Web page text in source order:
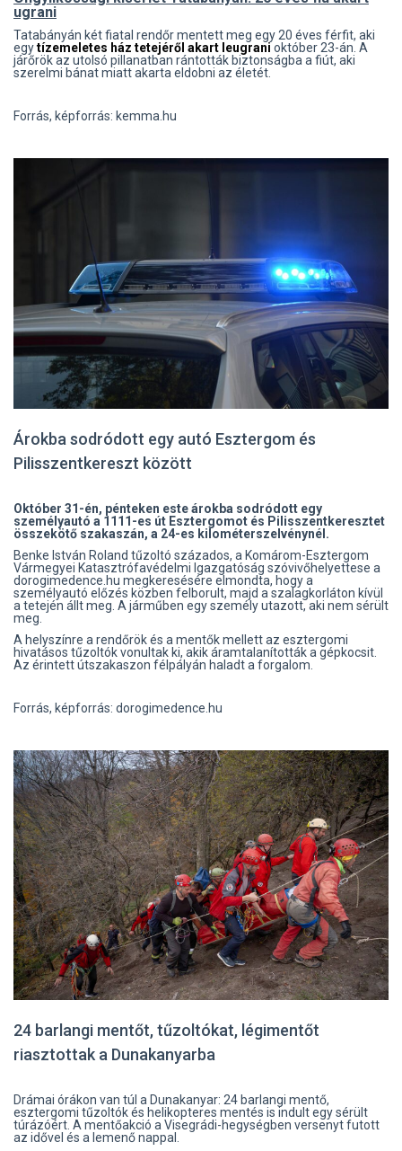
ugrani
Tatabányán két fiatal rendőr mentett meg egy 20 éves férfit, aki
egytízemeletes ház tetejéről akart leugrani október 23-án. A
járőrök az utolsó pillanatban rántották biztonságba a fiút, aki
szerelmi bánat miatt akarta eldobni az életét.
Forrás, képforrás: kemma.hu
Árokba sodródott egy autó Esztergom és
Pilisszentkereszt között
Október 31-én, pénteken este árokba sodródott egy
személyautó a 1111-es út Esztergomot és Pilisszentkeresztet
összekötő szakaszán, a 24-es kilométerszelvénynél.
Benke István Roland tűzoltó százados, a Komárom-Esztergom
Vármegyei Katasztrófavédelmi Igazgatóság szóvivőhelyettese a
dorogimedence.hu megkeresésére elmondta, hogy a
személyautó előzés közben felborult, majd a szalagkorláton kívül
a tetején állt meg. A járműben egy személy utazott, aki nem sérült
meg.
A helyszínre a rendőrök és a mentők mellett az esztergomi
hivatásos tűzoltók vonultak ki, akik áramtalanították a gépkocsit.
Az érintett útszakaszon félpályán haladt a forgalom.
Forrás, képforrás: dorogimedence.hu
24 barlangi mentőt, tűzoltókat, légimentőt
riasztottak a Dunakanyarba
Drámai órákon van túl a Dunakanyar: 24 barlangi mentő,
esztergomi tűzoltók és helikopteres mentés is indult egy sérült
túrázóért. A mentőakció a Visegrádi-hegységben versenyt futott
az idővel és a lemenő nappal.